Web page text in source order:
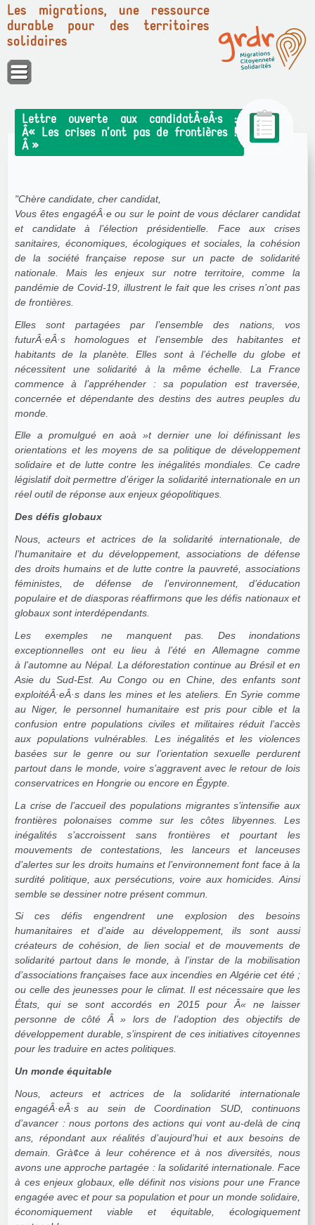
Panneau de gestion des cookies
Les migrations, une ressource
durable pour des territoires
solidaires
Lettre ouverte aux candidatÂ·eÂ·s :
Â« Les crises n’ont pas de frontières !
Â »
"Chère candidate, cher candidat,
Vous êtes engagéÂ·e ou sur le point de vous déclarer candidat
et candidate à l’élection présidentielle. Face aux crises
sanitaires, économiques, écologiques et sociales, la cohésion
de la société française repose sur un pacte de solidarité
nationale. Mais les enjeux sur notre territoire, comme la
pandémie de Covid-19, illustrent le fait que les crises n’ont pas
de frontières.
Elles sont partagées par l’ensemble des nations, vos
futurÂ·eÂ·s homologues et l’ensemble des habitantes et
habitants de la planète. Elles sont à l’échelle du globe et
nécessitent une solidarité à la même échelle. La France
commence à l’appréhender : sa population est traversée,
concernée et dépendante des destins des autres peuples du
monde.
Elle a promulgué en aoà »t dernier une loi définissant les
orientations et les moyens de sa politique de développement
solidaire et de lutte contre les inégalités mondiales. Ce cadre
législatif doit permettre d’ériger la solidarité internationale en un
réel outil de réponse aux enjeux géopolitiques.
Des défis globaux
Nous, acteurs et actrices de la solidarité internationale, de
l’humanitaire et du développement, associations de défense
des droits humains et de lutte contre la pauvreté, associations
féministes, de défense de l’environnement, d’éducation
populaire et de diasporas réaffirmons que les défis nationaux et
globaux sont interdépendants.
Les exemples ne manquent pas. Des inondations
exceptionnelles ont eu lieu à l’été en Allemagne comme
à l’automne au Népal. La déforestation continue au Brésil et en
Asie du Sud-Est. Au Congo ou en Chine, des enfants sont
exploitéÂ·eÂ·s dans les mines et les ateliers. En Syrie comme
au Niger, le personnel humanitaire est pris pour cible et la
confusion entre populations civiles et militaires réduit l’accès
aux populations vulnérables. Les inégalités et les violences
basées sur le genre ou sur l’orientation sexuelle perdurent
partout dans le monde, voire s’aggravent avec le retour de lois
conservatrices en Hongrie ou encore en Égypte.
La crise de l’accueil des populations migrantes s’intensifie aux
frontières polonaises comme sur les côtes libyennes. Les
inégalités s’accroissent sans frontières et pourtant les
mouvements de contestations, les lanceurs et lanceuses
d’alertes sur les droits humains et l’environnement font face à la
surdité politique, aux persécutions, voire aux homicides. Ainsi
semble se dessiner notre présent commun.
Si ces défis engendrent une explosion des besoins
humanitaires et d’aide au développement, ils sont aussi
créateurs de cohésion, de lien social et de mouvements de
solidarité partout dans le monde, à l’instar de la mobilisation
d’associations françaises face aux incendies en Algérie cet été ;
ou celle des jeunesses pour le climat. Il est nécessaire que les
États, qui se sont accordés en 2015 pour Â« ne laisser
personne de côté Â » lors de l’adoption des objectifs de
développement durable, s’inspirent de ces initiatives citoyennes
pour les traduire en actes politiques.
Un monde équitable
Nous, acteurs et actrices de la solidarité internationale
engagéÂ·eÂ·s au sein de Coordination SUD, continuons
d’avancer : nous portons des actions qui vont au-delà de cinq
ans, répondant aux réalités d’aujourd’hui et aux besoins de
demain. Grà¢ce à leur cohérence et à nos diversités, nous
avons une approche partagée : la solidarité internationale. Face
à ces enjeux globaux, elle définit nos visions pour une France
engagée avec et pour sa population et pour un monde solidaire,
économiquement viable et équitable, écologiquement